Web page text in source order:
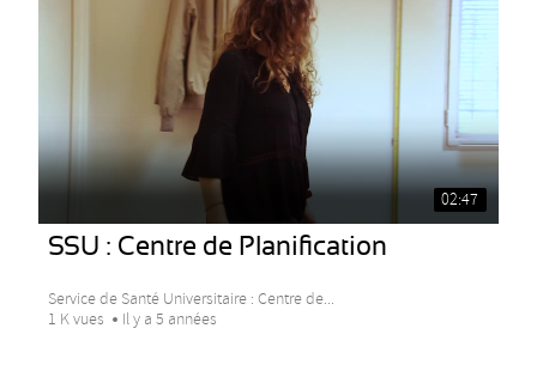
02:47
SSU : Centre de Planification
Service de Santé Universitaire : Centre de...
1 K vues
Il y a 5 années